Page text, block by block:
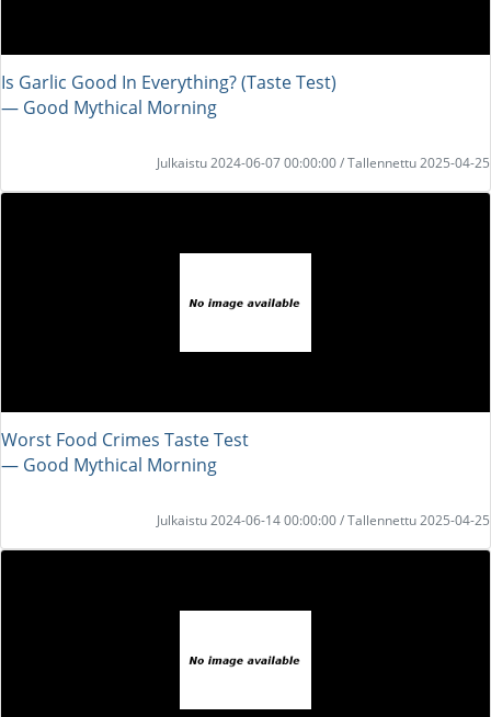
Is Garlic Good In Everything? (Taste Test)
― Good Mythical Morning
Julkaistu 2024-06-07 00:00:00 / Tallennettu 2025-04-25
Worst Food Crimes Taste Test
― Good Mythical Morning
Julkaistu 2024-06-14 00:00:00 / Tallennettu 2025-04-25